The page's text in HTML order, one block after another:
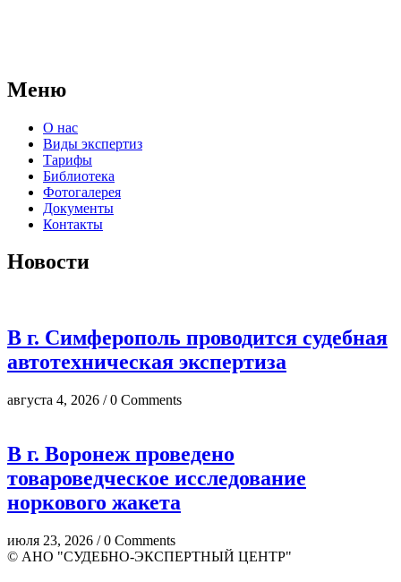
Меню
О нас
Виды экспертиз
Тарифы
Библиотека
Фотогалерея
Документы
Контакты
Новости
В г. Симферополь проводится судебная
автотехническая экспертиза
августа 4, 2026 / 0 Comments
В г. Воронеж проведено
товароведческое исследование
норкового жакета
июля 23, 2026 / 0 Comments
© АНО "СУДЕБНО-ЭКСПЕРТНЫЙ ЦЕНТР"